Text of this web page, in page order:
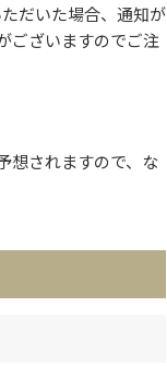
だいた場合、通知が
ございますのでご注
想されますので、な